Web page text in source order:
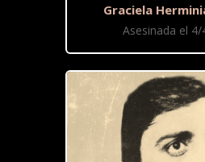
Graciela
Asesinada el